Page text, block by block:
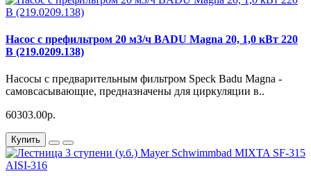
Насос с префильтром 20 м3/ч BADU Magna 20, 1,0 кВт 220
В (219.0209.138)
Насосы с предварительным фильтром Speck Badu Magna -
самовсасывающие, предназначены для циркуляции в..
60303.00р.
Купить